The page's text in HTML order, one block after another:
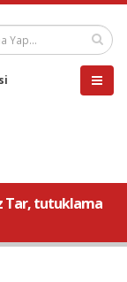
Tar, tutuklama